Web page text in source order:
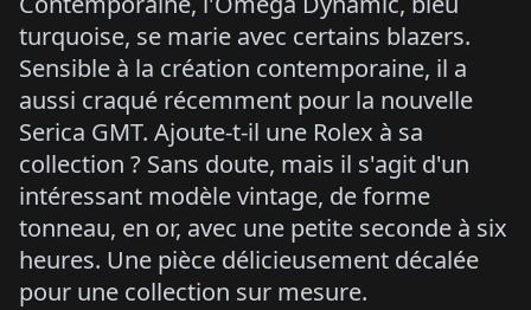
turquoise, se marie avec certains blazers.
Sensible à la création contemporaine, il a
aussi craqué récemment pour la nouvelle
Serica GMT. Ajoute-t-il une Rolex à sa
collection ? Sans doute, mais il s'agit d'un
intéressant modèle vintage, de forme
tonneau, en or, avec une petite seconde à six
heures. Une pièce délicieusement décalée
pour une collection sur mesure.